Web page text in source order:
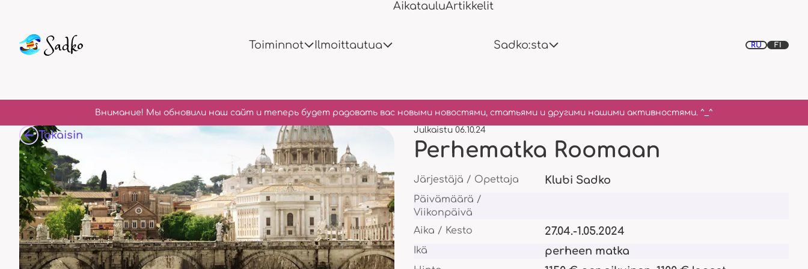
Внимание! Мы обновили наш сайт и теперь будет радовать вас новыми новостями, статьями и другими нашими активностями. ^_^
Toiminnot
Kerhot
27 erilaista ympyrää
Leirit
Festivaalit Projektit
Ilmoittautua
Ilmoittamis- ja lomakkeet
Ilmoittautumis- ja maksusäännöt
AikatauluArtikkelit
Sadko:sta
Klubi
Opettajat
RU FI
Takaisin Julkaistu 06.10.24
Perhematka Roomaan
Järjestäjä / Opettaja Klubi Sadko
Päivämäärä /
Viikonpäivä
Aika / Kesto
27.04.-1.05.2024
Ikä perheen matka